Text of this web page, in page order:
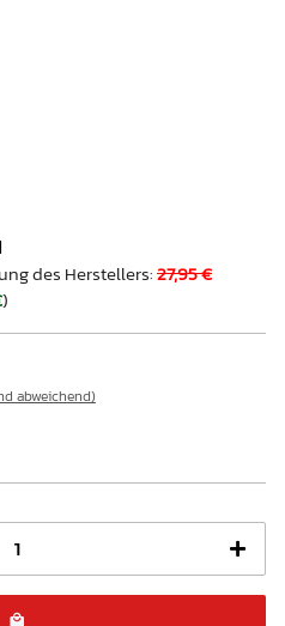
des Herstellers:27,95 €
)
abweichend)